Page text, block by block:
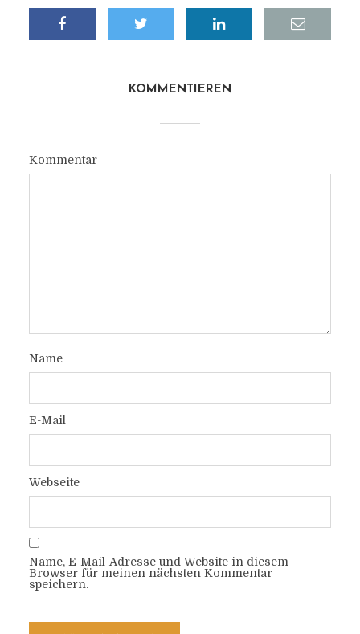
KOMMENTIEREN
Kommentar
Name
E-Mail
Webseite
Name, E-Mail-Adresse und Website in diesem
Browser für meinen nächsten Kommentar
speichern.